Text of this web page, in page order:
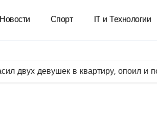
Новости Спорт IT и Технологии
двух девушек в квартиру, опоил и